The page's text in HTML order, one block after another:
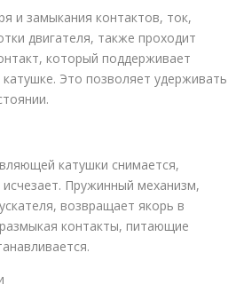
и замыкания контактов, ток,
двигателя, также проходит
который поддерживает
Это позволяет удерживать
катушки снимается,
Пружинный механизм,
возвращает якорь в
контакты, питающие